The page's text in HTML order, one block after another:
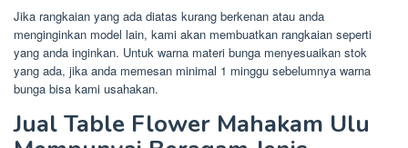
Jika rangkaian yang ada diatas kurang berkenan atau anda
menginginkan model lain, kami akan membuatkan rangkaian seperti
yang anda inginkan. Untuk warna materi bunga menyesuaikan stok
yang ada, jika anda memesan minimal 1 minggu sebelumnya warna
bunga bisa kami usahakan.
Jual Table Flower Mahakam Ulu